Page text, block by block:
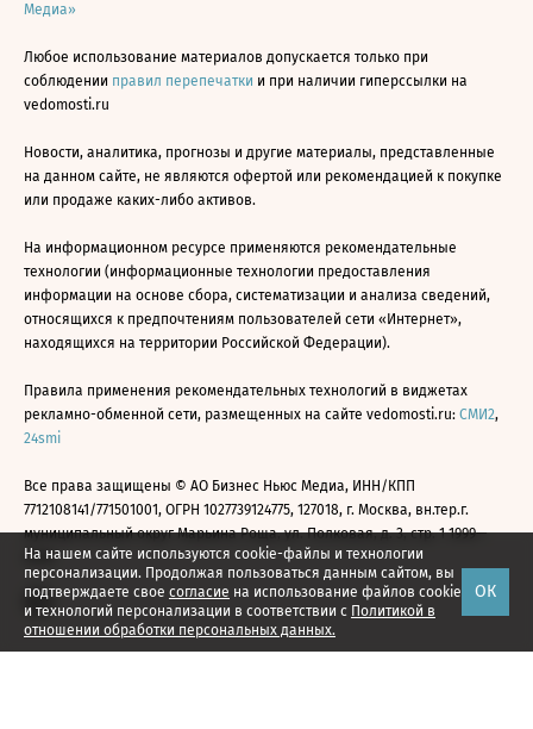
На нашем сайте используются cookie-файлы и технологии
персонализации. Продолжая пользоваться данным сайтом, вы
подтверждаете свое согласие на использование файлов cookie
и технологий персонализации в соответствии с Политикой в
отношении обработки персональных данных.
ОК
Медиа»
Любое использование материалов допускается только при
соблюдении правил перепечатки и при наличии гиперссылки на
vedomosti.ru
Новости, аналитика, прогнозы и другие материалы, представленные
на данном сайте, не являются офертой или рекомендацией к покупке
или продаже каких-либо активов.
На информационном ресурсе применяются рекомендательные
технологии (информационные технологии предоставления
информации на основе сбора, систематизации и анализа сведений,
относящихся к предпочтениям пользователей сети «Интернет»,
находящихся на территории Российской Федерации).
Правила применения рекомендательных технологий в виджетах
рекламно-обменной сети, размещенных на сайте vedomosti.ru: СМИ2,
24smi
Все права защищены © АО Бизнес Ньюс Медиа, ИНН/КПП
7712108141/771501001, ОГРН 1027739124775, 127018, г. Москва, вн.тер.г.
муниципальный округ Марьина Роща, ул. Полковая, д. 3, стр. 1 1999—
2026